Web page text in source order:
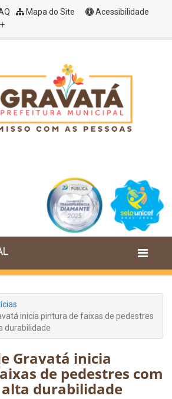
Mapa do Site
Acessibilidade
inicia pintura de faixas de pedestres
durabilidade
Gravatá inicia
de pedestres com
durabilidade